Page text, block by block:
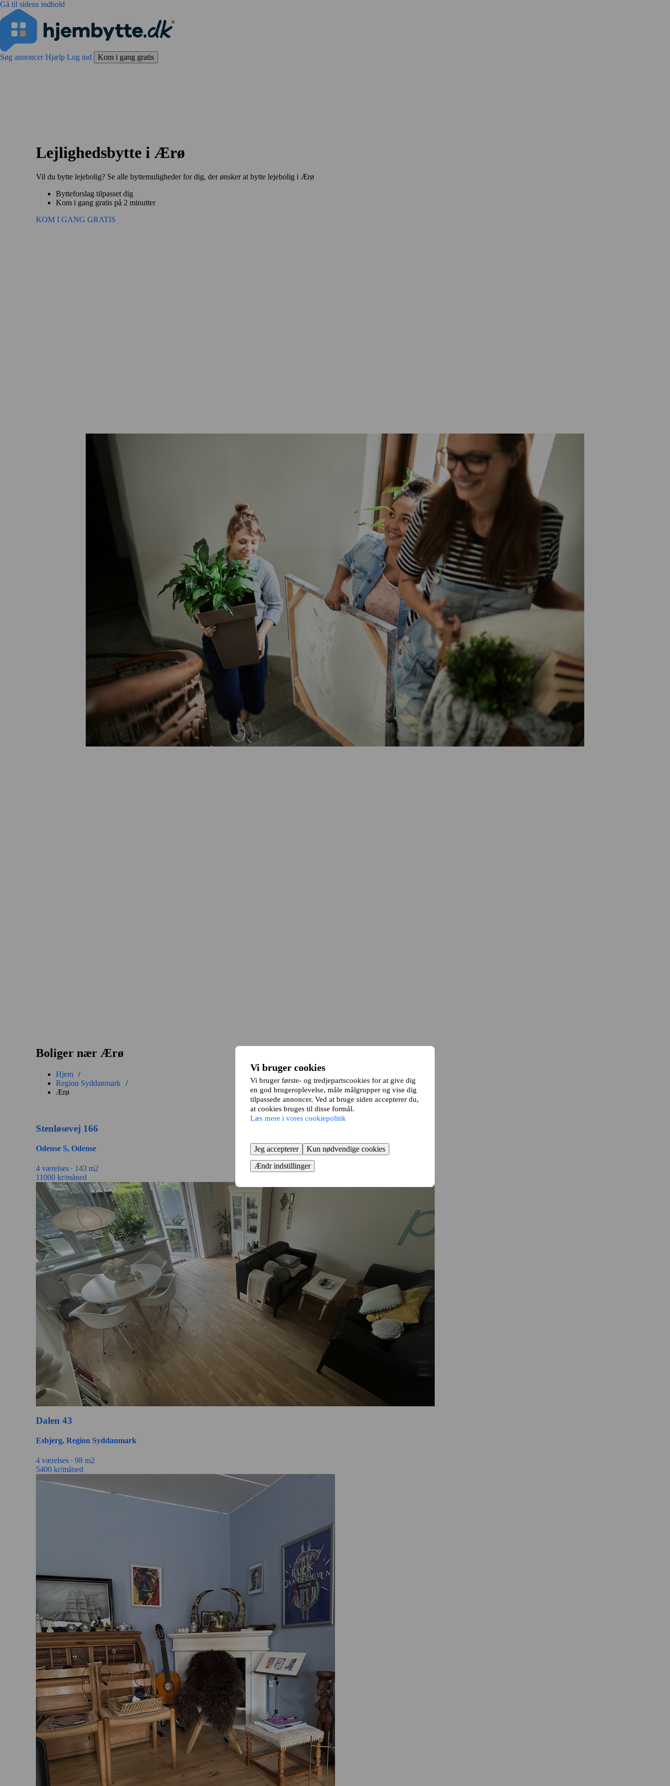
Gå til sidens indhold
Vi bruger cookies
Vi bruger første- og tredjepartscookies for at give dig
en god brugeroplevelse, måle målgrupper og vise dig
tilpassede annoncer. Ved at bruge siden accepterer du,
at cookies bruges til disse formål.
Læs mere i vores cookiepolitik
Jeg accepterer
Kun nødvendige cookies
Ændr indstillinger
Søg annoncerHjælp Log ind Kom i gang gratis
Lejlighedsbytte i Ærø
Vil du bytte lejebolig? Se alle byttemuligheder for dig, der ønsker at bytte lejebolig i Ærø
Bytteforslag tilpasset dig
Kom i gang gratis på 2 minutter
KOM I GANG GRATIS
Boliger nær Ærø
Hjem /
Region Syddanmark /
Ærø
Stenløsevej 166
Odense S, Odense
4 værelses ∙ 143 m2
11000 kr/måned
Dalen 43
Esbjerg, Region Syddanmark
4 værelses ∙ 98 m2
5400 kr/måned